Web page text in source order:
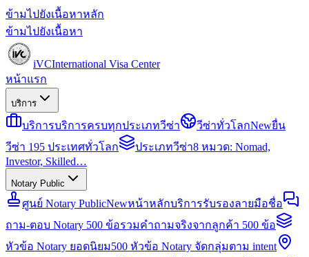
ข้ามไปยังเนื้อหาหลัก
ข้ามไปยังเนื้อหา
iVCInternational Visa Center
หน้าแรก
บริการ
บริการบริการครบทุกประเภทวีซ่า วีซ่าทั่วโลกNewยื่น
วีซ่า 195 ประเทศทั่วโลก
ประเภทวีซ่า8 หมวด: Nomad,
Investor, Skilled…
Notary Public
ศูนย์ Notary PublicNewหน้าหลักบริการรับรองลายมือชื่อ
ถาม-ตอบ Notary 500 ข้อรวมคำถามจริงจากลูกค้า 500 ข้อ
หัวข้อ Notary ยอดนิยม500 หัวข้อ Notary จัดกลุ่มตาม intent